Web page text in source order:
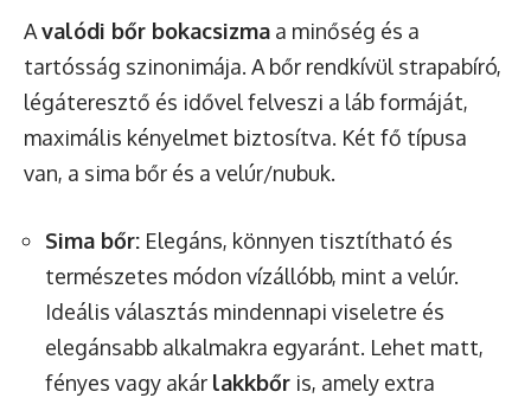
Avalódi bőr bokacsizma a minőség és a
tartósság szinonimája. A bőr rendkívül strapabíró,
légáteresztő és idővel felveszi a láb formáját,
maximális kényelmet biztosítva. Két fő típusa
van, a sima bőr és a velúr/nubuk.
Sima bőr: Elegáns, könnyen tisztítható és
természetes módon vízállóbb, mint a velúr.
Ideális választás mindennapi viseletre és
elegánsabb alkalmakra egyaránt. Lehet matt,
fényes vagy akár lakkbőr is, amely extra